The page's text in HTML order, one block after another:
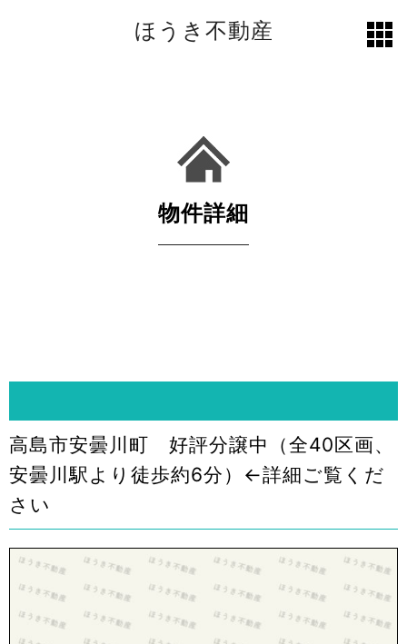
ほうき不動産
物件詳細
高島市安曇川町 好評分譲中（全40区画、
安曇川駅より徒歩約6分）←詳細ご覧くだ
さい